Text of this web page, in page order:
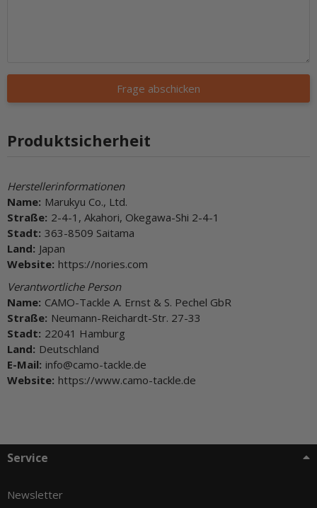
Frage abschicken
Produktsicherheit
Herstellerinformationen
Name: Marukyu Co., Ltd.
Straße: 2-4-1, Akahori, Okegawa-Shi 2-4-1
Stadt: 363-8509 Saitama
Land: Japan
Website: https://nories.com
Verantwortliche Person
Name: CAMO-Tackle A. Ernst & S. Pechel GbR
Straße: Neumann-Reichardt-Str. 27-33
Stadt: 22041 Hamburg
Land: Deutschland
E-Mail: info@camo-tackle.de
Website: https://www.camo-tackle.de
Service
Newsletter